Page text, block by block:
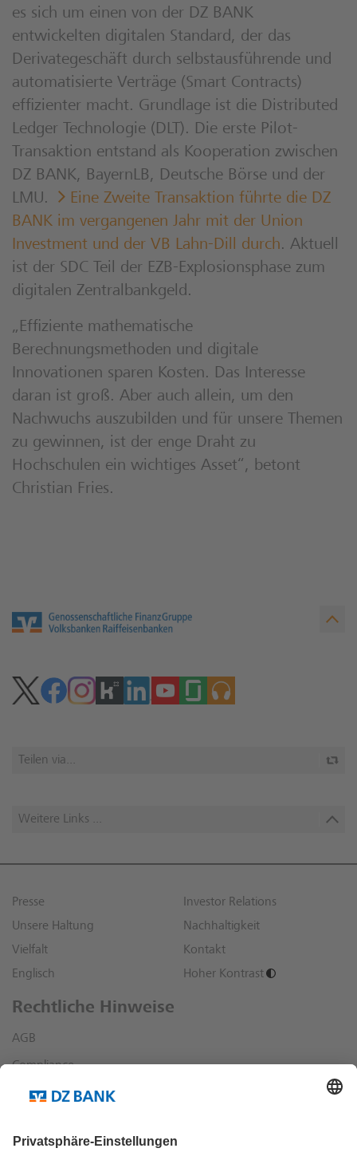
es sich um einen von der DZ BANK
entwickelten digitalen Standard, der das
Derivategeschäft durch selbstausführende und
automatisierte Verträge (Smart Contracts)
effizienter macht. Grundlage ist die Distributed
Ledger Technologie (DLT). Die erste Pilot-
Transaktion entstand als Kooperation zwischen
DZ BANK, BayernLB, Deutsche Börse und der
LMU.
Eine Zweite Transaktion führte die DZ
BANK im vergangenen Jahr mit der Union
Investment und der VB Lahn-Dill durch. Aktuell
ist der SDC Teil der EZB-Explosionsphase zum
digitalen Zentralbankgeld.
„Effiziente mathematische
Berechnungsmethoden und digitale
Innovationen sparen Kosten. Das Interesse
daran ist groß. Aber auch allein, um den
Nachwuchs auszubilden und für unsere Themen
zu gewinnen, ist der enge Draht zu
Hochschulen ein wichtiges Asset“, betont
Christian Fries.
Teilen via...
Weitere Links ...
Presse
Investor Relations
Unsere Haltung
Nachhaltigkeit
Vielfalt
Kontakt
Englisch
Hoher Kontrast
Rechtliche Hinweise
AGB
Compliance
Datenschutz
Sonstige rechtliche Hinweise